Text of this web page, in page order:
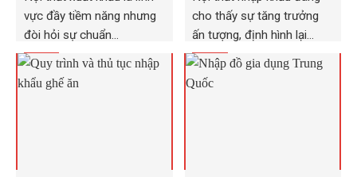
vực đầy tiềm năng nhưng
đòi hỏi sự chuẩn...
cho thấy sự tăng trưởng
ấn tượng, định hình lại...